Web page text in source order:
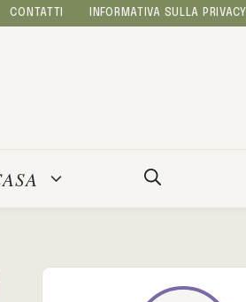
CONTATTI INFORMATIVA SULLA PRIVACY